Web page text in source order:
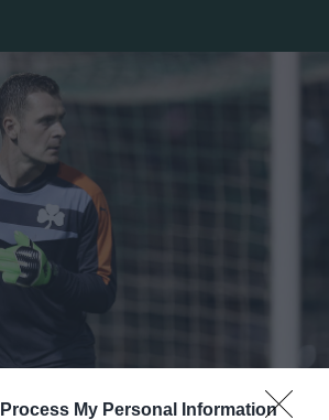
My Personal Information